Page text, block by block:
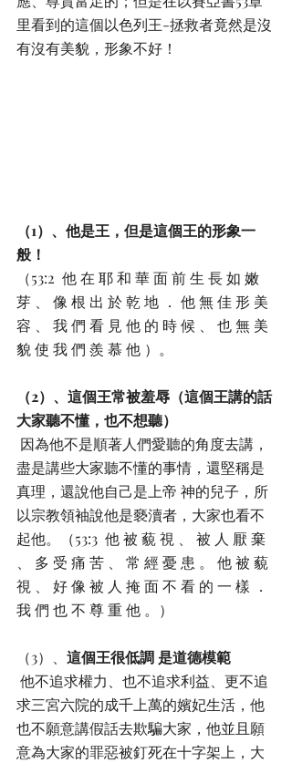
里看到的這個以色列王-拯救者竟然是沒
有沒有美貌，形象不好！
（1）、他是王，但是這個王的形象一
般！
（53:2  他 在 耶 和 華 面 前 生 長 如 嫩
芽 、 像 根 出 於 乾 地 ． 他 無 佳 形 美
容 、 我 們 看 見 他 的 時 候 、 也 無 美
貌 使 我 們 羨 慕 他 ）。
（2）、這個王常被羞辱（這個王講的話
大家聽不懂，也不想聽）
盡是講些大家聽不懂的事情，還堅稱是
真理，還說他自己是上帝 神的兒子，所
以宗教領袖說他是褻瀆者，大家也看不
起他。（53:3  他 被 藐 視 、 被 人 厭 棄
、 多 受 痛 苦 、 常 經 憂 患 。 他 被 藐
視 、 好 像 被 人 掩 面 不 看 的 一 樣 ．
我 們 也 不 尊 重 他 。）
（3）、 這個王很低調 是道德模範
求三宮六院的成千上萬的嬪妃生活，他
也不願意講假話去欺騙大家，他並且願
意為大家的罪惡被釘死在十字架上，大